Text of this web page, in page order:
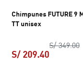
Chimpunes FUTURE 9
TT unisex
S/ 349.00
S/ 209.40